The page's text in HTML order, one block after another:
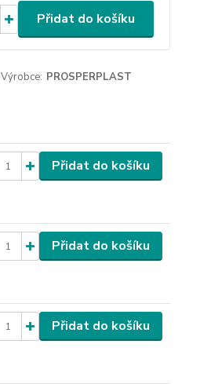
Přidat do košíku
Výrobce: PROSPERPLAST
Přidat do košíku
Přidat do košíku
Přidat do košíku